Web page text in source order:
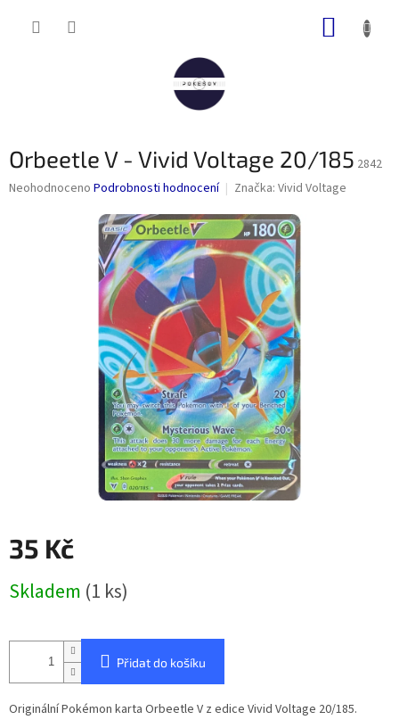
Orbeetle V - Vivid Voltage 20/185 2842
Průměrné
Neohodnoceno Podrobnosti hodnocení Značka: Vivid Voltage
35 Kč
cena:
Skladem (1 ks)
Přidat do košíku
Originální Pokémon karta Orbeetle V z edice Vivid Voltage 20/185.